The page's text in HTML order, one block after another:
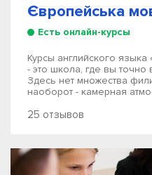
Європейська
Есть онлайн-курсы
Курсы английского языка
- это школа, где вы точно
Здесь нет множества
наоборот - камерная
25 отзывов